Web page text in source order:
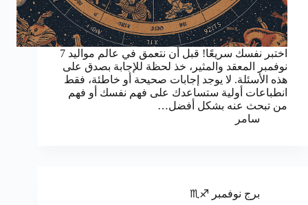
اختبر نفسك سريعًا! قبل أن نتعمق في عالم مواليد 7
نوفمبر المعقد والمثير، خذ لحظة للإجابة بصدق على
هذه الأسئلة. لا يوجد إجابات صحيحة أو خاطئة، فقط
انطباعات أولية ستساعدك على فهم نفسك أو فهم
من تبحث عنه بشكل أفضل…
سامر
برج نوفمبر ♐♏